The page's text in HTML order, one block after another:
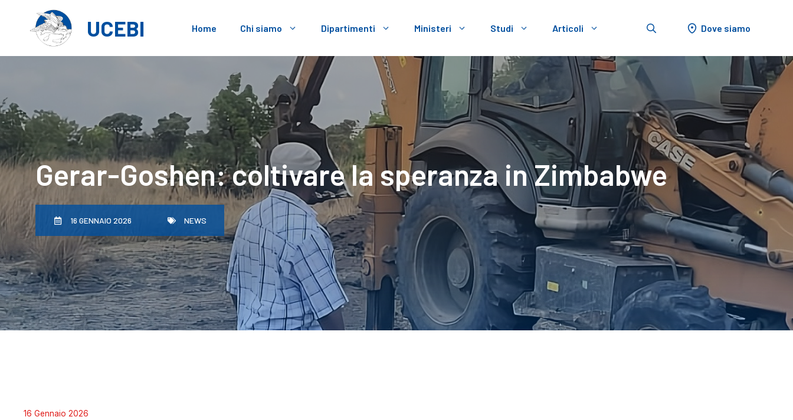
contenuto
UCEBI Home Chi siamo Dipartimenti Ministeri Studi Articoli Dove siamo
Gerar-Goshen: coltivare la speranza in Zimbabwe
16 GENNAIO 2026 NEWS
16 Gennaio 2026